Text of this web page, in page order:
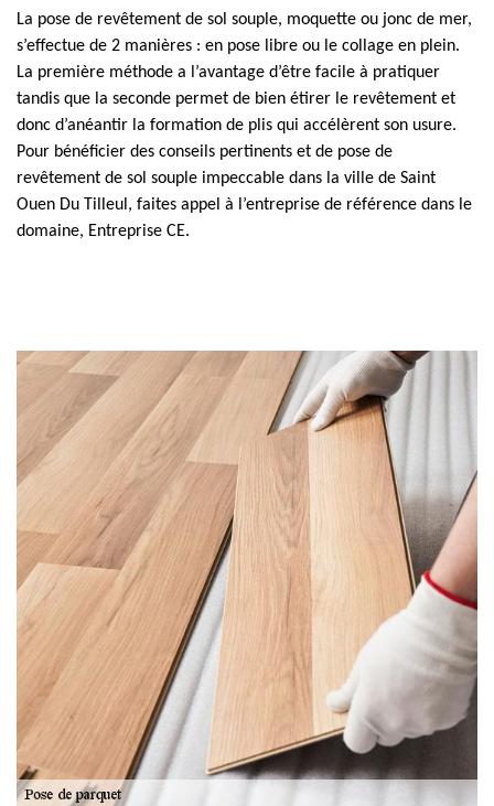
La pose de revêtement de sol souple, moquette ou jonc de mer,
s’effectue de 2 manières : en pose libre ou le collage en plein.
La première méthode a l’avantage d’être facile à pratiquer
tandis que la seconde permet de bien étirer le revêtement et
donc d’anéantir la formation de plis qui accélèrent son usure.
Pour bénéficier des conseils pertinents et de pose de
revêtement de sol souple impeccable dans la ville de Saint
Ouen Du Tilleul, faites appel à l’entreprise de référence dans le
domaine, Entreprise CE.